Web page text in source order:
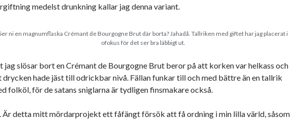
medelst drunkning kallar jag denna variant.
ni en magnumflaska Crémant de Bourgogne Brut där borta? Jahadå. Tallriken med giftet har jag placerat i
ofokus för det ser bra läbbigt ut.
jag slösar bort en Crémant de Bourgogne Brut beror på att korken var helkass och
drycken hade jäst till odrickbar nivå. Fällan funkar till och med bättre än en tallrik
folköl, för de satans sniglarna är tydligen finsmakare också.
Är detta mitt mördarprojekt ett fåfängt försök att få ordning i min lilla värld, såsom